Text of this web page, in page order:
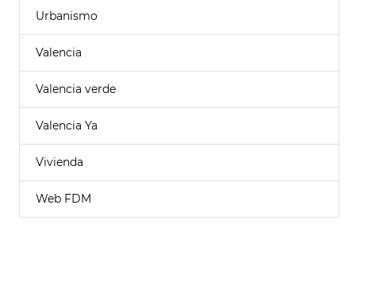
Urbanismo
Valencia
Valencia verde
Valencia Ya
Vivienda
Web FDM